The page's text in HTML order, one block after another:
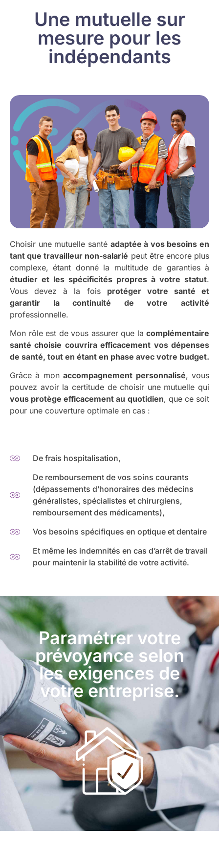
Une mutuelle sur
mesure pour les
indépendants
Choisir une mutuelle santé adaptée à vos besoins en
tant que travailleur non-salarié peut être encore plus
complexe, étant donné la multitude de garanties à
étudier et les spécificités propres à votre statut.
Vous devez à la fois protéger votre santé et
garantir la continuité de votre activité
professionnelle.
Mon rôle est de vous assurer que la complémentaire
santé choisie couvrira efficacement vos dépenses
de santé, tout en étant en phase avec votre budget.
Grâce à monaccompagnement personnalisé, vous
pouvez avoir la certitude de choisir une mutuelle qui
vous protège efficacement au quotidien, que ce soit
pour une couverture optimale en cas :
De frais hospitalisation,
De remboursement de vos soins courants
(dépassements d’honoraires des médecins
généralistes, spécialistes et chirurgiens,
remboursement des médicaments),
Vos besoins spécifiques en optique et dentaire
Et même les indemnités en cas d’arrêt de travail
pour maintenir la stabilité de votre activité.
Paramétrer votre
prévoyance selon
les exigences de
votre entreprise.